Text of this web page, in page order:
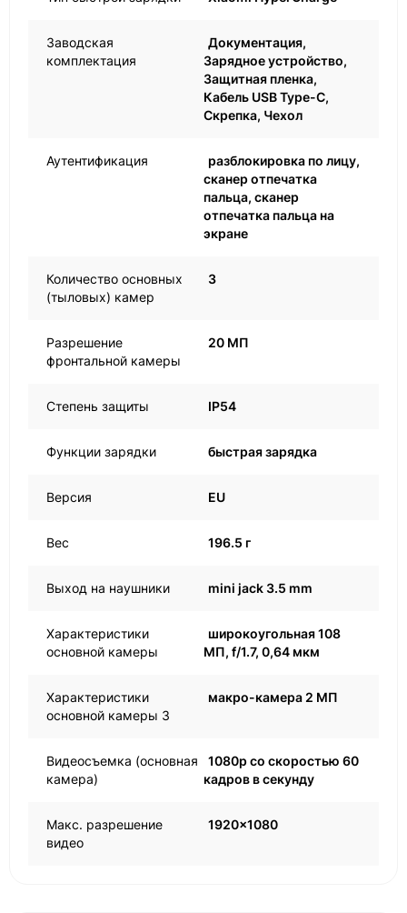
Заводская
комплектация
Документация,
Зарядное устройство,
Защитная пленка,
Кабель USB Type-C,
Скрепка, Чехол
Аутентификация
разблокировка по лицу,
сканер отпечатка
пальца, сканер
отпечатка пальца на
экране
Количество основных
(тыловых) камер
3
Разрешение
фронтальной камеры
20 МП
Степень защиты IP54
Функции зарядки быстрая зарядка
Версия EU
Вес 196.5 г
Выход на наушники mini jack 3.5 mm
Характеристики
основной камеры
широкоугольная 108
МП, f/1.7, 0,64 мкм
Характеристики
основной камеры 3
макро-камера 2 МП
Видеосъемка (основная
камера)
1080p со скоростью 60
кадров в секунду
Макс. разрешение
видео
1920x1080